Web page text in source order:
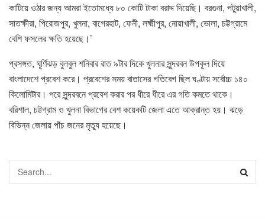
কাটিয়ে ওঠার জন্য আমরা ইতোমধ্যে ৮০ কোটি টাকা বরাদ্দ দিয়েছি। বরগুনা, পটুয়াখালী,
সাতক্ষীরা, পিরোজপুর, খুলনা, বাগেরহাট, ফেনী, লক্ষ্মীপুর, নোয়াখালী, ভোলা, চট্টগ্রামে
বেশি ফসলের ক্ষতি হয়েছে।’
প্রসঙ্গত, ঘূর্ণিঝড় বুলবুল শনিবার রাত ৯টার দিকে খুলনার সুন্দরবন উপকূল দিয়ে
বাংলাদেশে প্রবেশ করে। প্রবেশের সময় বাতাসের গতিবেগ ছিল ঘণ্টায় সর্বোচ্চ ১৪০
কিলোমিটার। পরে সুন্দরবনে প্রবেশ করার পর ধীরে ধীরে এর গতি কমতে থাকে।
বরিশাল, চট্টগ্রাম ও খুলনা বিভাগের বেশ কয়েকটি জেলা এতে আক্রান্ত হয়। ঝড়ে
বিভিন্ন জেলায় পাঁচ জনের মৃত্যু হয়েছে।